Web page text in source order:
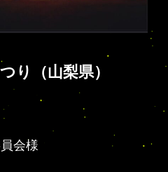
り（山梨県）
会様